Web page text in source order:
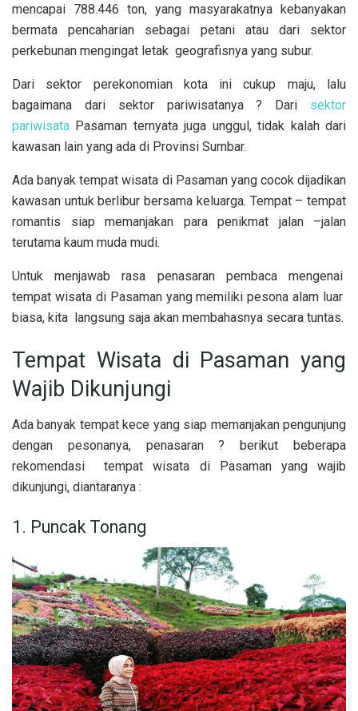
mencapai 788.446 ton, yang masyarakatnya kebanyakan
bermata pencaharian sebagai petani atau dari sektor
perkebunan mengingat letak geografisnya yang subur.
Dari sektor perekonomian kota ini cukup maju, lalu
bagaimana dari sektor pariwisatanya ? Dari sektor
pariwisata Pasaman ternyata juga unggul, tidak kalah dari
kawasan lain yang ada di Provinsi Sumbar.
Ada banyak tempat wisata di Pasaman yang cocok dijadikan
kawasan untuk berlibur bersama keluarga. Tempat – tempat
romantis siap memanjakan para penikmat jalan –jalan
terutama kaum muda mudi.
Untuk menjawab rasa penasaran pembaca mengenai
tempat wisata di Pasaman yang memiliki pesona alam luar
biasa, kita langsung saja akan membahasnya secara tuntas.
Tempat Wisata di Pasaman yang
Wajib Dikunjungi
Ada banyak tempat kece yang siap memanjakan pengunjung
dengan pesonanya, penasaran ? berikut beberapa
rekomendasi tempat wisata di Pasaman yang wajib
dikunjungi, diantaranya :
1. Puncak Tonang